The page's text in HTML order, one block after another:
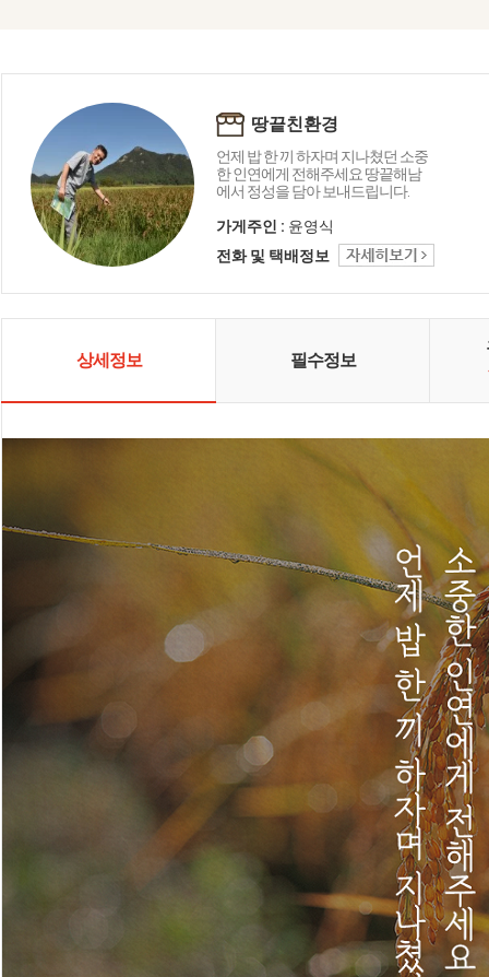
땅끝친환경
언제 밥 한 끼 하자며 지나쳤던 소중
한 인연에게 전해주세요 땅끝해남
에서 정성을 담아 보내드립니다.
가게주인 : 윤영식
전화 및 택배정보
상세정보 필수정보